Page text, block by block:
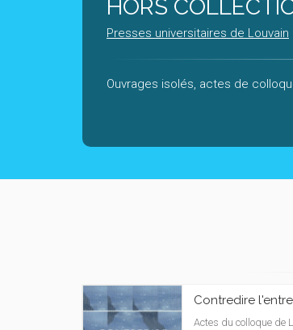
HORS
Presses universitaires de Louvain
Ouvrages isolés, actes de
Contredire
Actes du colloque de